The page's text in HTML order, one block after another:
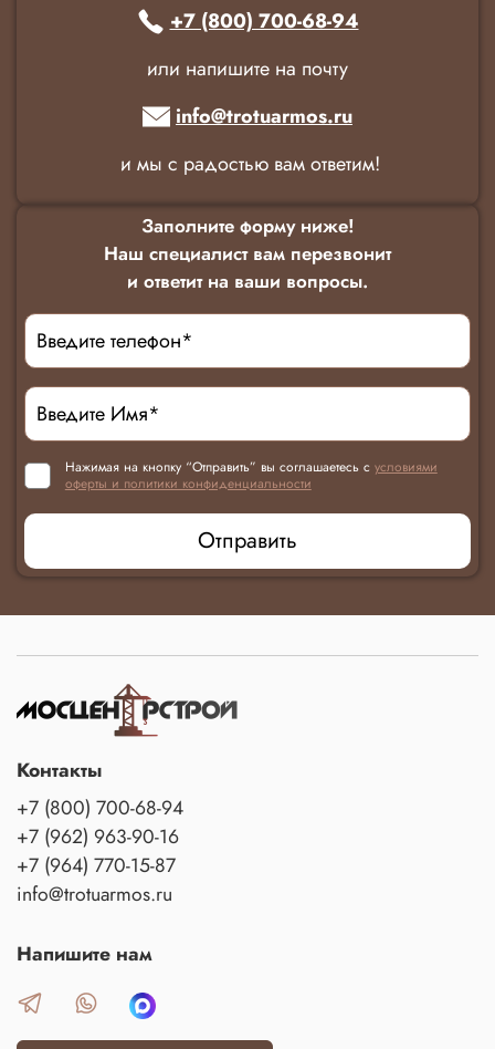
+7 (800) 700-68-94
или напишите на почту
info@trotuarmos.ru
и мы с радостью вам ответим!
Заполните форму ниже!
Наш специалист вам перезвонит
и ответит на ваши вопросы.
Нажимая на кнопку “Отправить” вы соглашаетесь с условиями
оферты и политики конфиденциальности
Отправить
Контакты
+7 (800) 700-68-94
+7 (962) 963-90-16
+7 (964) 770-15-87
info@trotuarmos.ru
Напишите нам